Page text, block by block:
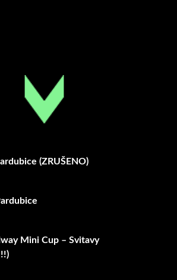
(ZRUŠENO)
Mini Cup – Svitavy